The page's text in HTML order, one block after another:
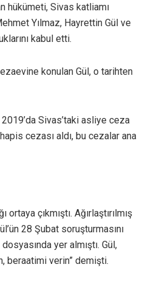
hükümeti, Sivas katliamı
Yılmaz, Hayrettin Gül ve
kabul etti.
konulan Gül, o tarihten
Sivas’taki asliye ceza
cezası aldı, bu cezalar ana
çıkmıştı. Ağırlaştırılmış
28 Şubat soruşturmasını
yer almıştı. Gül,
beraatimi verin” demişti.